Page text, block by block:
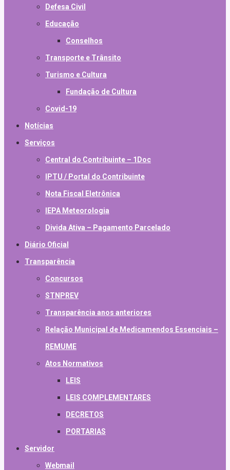
Defesa Civil
Educação
Conselhos
Transporte e Trânsito
Turismo e Cultura
Fundação de Cultura
Covid-19
Notícias
Serviços
Central do Contribuinte – 1Doc
IPTU / Portal do Contribuinte
Nota Fiscal Eletrônica
IEPA Meteorologia
Divida Ativa – Pagamento Parcelado
Diário Oficial
Transparência
Concursos
STNPREV
Transparência anos anteriores
Relação Municipal de Medicamendos Essenciais –
REMUME
Atos Normativos
LEIS
LEIS COMPLEMENTARES
DECRETOS
PORTARIAS
Servidor
Webmail